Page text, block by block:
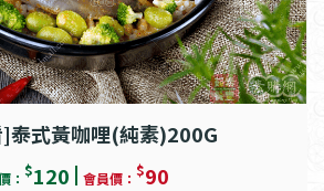
泰式黃咖哩(純素)200G
： $120 會員價： $90